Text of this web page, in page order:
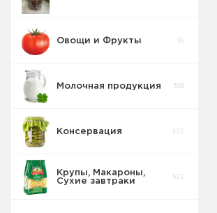
Овощи и Фрукты 95
Молочная продукция 368
Консервация 432
Крупы, Макароны,
Сухие завтраки
523